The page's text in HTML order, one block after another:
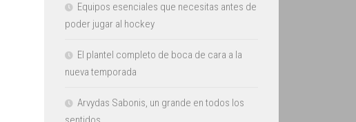
Equipos esenciales que necesitas antes de
poder jugar al hockey
El plantel completo de boca de cara a la
nueva temporada
Arvydas Sabonis, un grande en todos los